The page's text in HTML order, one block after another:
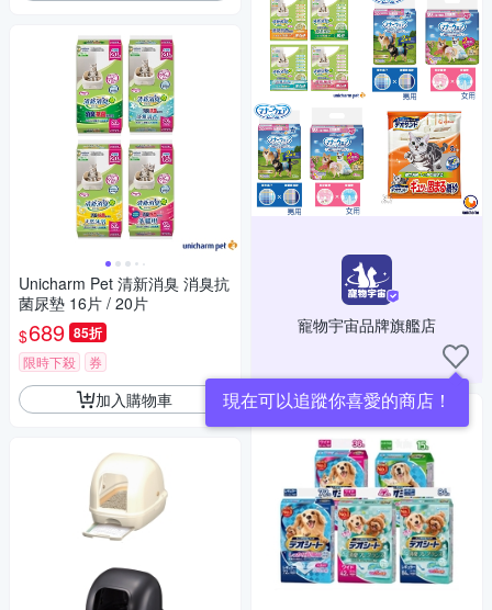
Unicharm Pet 清新消臭 消臭抗
菌尿墊 16片 / 20片
$689 85折
限時下殺 券
加入購物車
寵物宇宙品牌旗艦店
現在可以追蹤你喜愛的商店！